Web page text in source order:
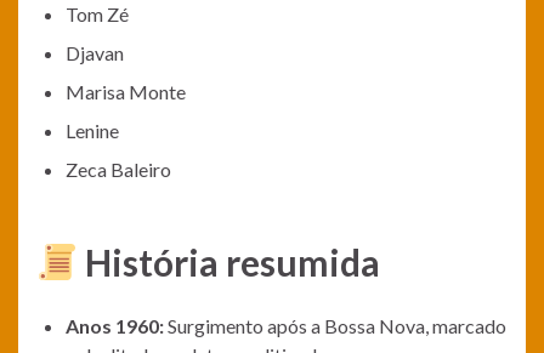
Tom Zé
Djavan
Marisa Monte
Lenine
Zeca Baleiro
História resumida
Anos 1960:Surgimento após a Bossa Nova, marcado